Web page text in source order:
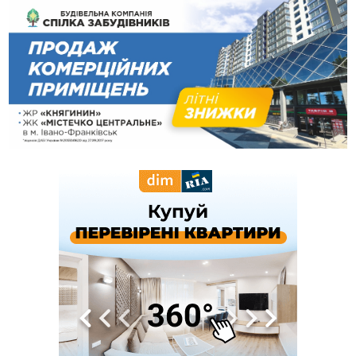
10:43
За змову на тендері для Долинської лікарні двох
підприємців оштрафували на 272 тисячі гривень
10:09
Яремчанський суд виніс вирок чоловіку, який у Буковелі
вкрав із супермаркету пляшку віскі за 8,5 тисяч
09:53
В урочищі біля Галича археологи відкопали давньоруську
вагову гирку XII–XIII століть
09:39
У Франківську медики провели серію складних операцій
на аорті
У Богородчанах на "зебрі" водій Audi наїхав на
Загальна площа всіх книгарень України - трохи більше ніж 6
футбольних полів
На "зебрі" у Франківську два мотоциклісти збили жінку
Прикарпаття серед лідерів за будівництвом новобудов і
рекордсмен за зростанням цін на житло
Де безпечно купатися на Прикарпатті?
У Франківську дружина загиблого воїна створила
організацію «КОД 7'Я», аби підтримувати військових та їхні